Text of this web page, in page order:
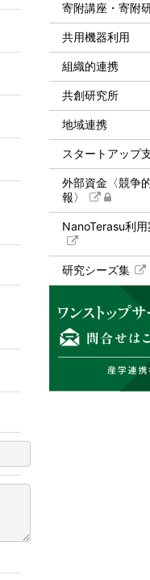
寄附講座・寄附
共用機器利用
組織的連携
共創研究所
地域連携
スタートアップ
外部資金〈競争
報〉
NanoTerasu利用
研究シーズ集